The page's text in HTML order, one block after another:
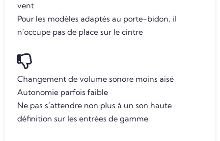
vent
Pour les modèles adaptés au porte-bidon, il
n’occupe pas de place sur le cintre
Changement de volume sonore moins aisé
Autonomie parfois faible
Ne pas s’attendre non plus à un son haute
définition sur les entrées de gamme